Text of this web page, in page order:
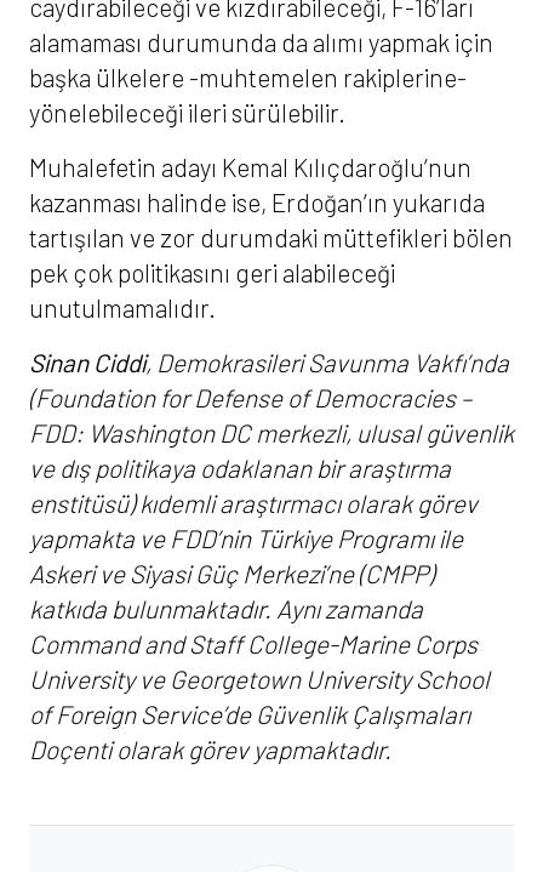
caydırabileceği ve kızdırabileceği, F-16’ları
alamaması durumunda da alımı yapmak için
başka ülkelere -muhtemelen rakiplerine-
yönelebileceği ileri sürülebilir.
Muhalefetin adayı Kemal Kılıçdaroğlu’nun
kazanması halinde ise, Erdoğan’ın yukarıda
tartışılan ve zor durumdaki müttefikleri bölen
pek çok politikasını geri alabileceği
unutulmamalıdır.
Sinan Ciddi, Demokrasileri Savunma Vakfı’nda
(Foundation for Defense of Democracies –
FDD: Washington DC merkezli, ulusal güvenlik
ve dış politikaya odaklanan bir araştırma
enstitüsü) kıdemli araştırmacı olarak görev
yapmakta ve FDD’nin Türkiye Programı ile
Askeri ve Siyasi Güç Merkezi’ne (CMPP)
katkıda bulunmaktadır. Aynı zamanda
Command and Staff College-Marine Corps
University ve Georgetown University School
of Foreign Service’de Güvenlik Çalışmaları
Doçenti olarak görev yapmaktadır.